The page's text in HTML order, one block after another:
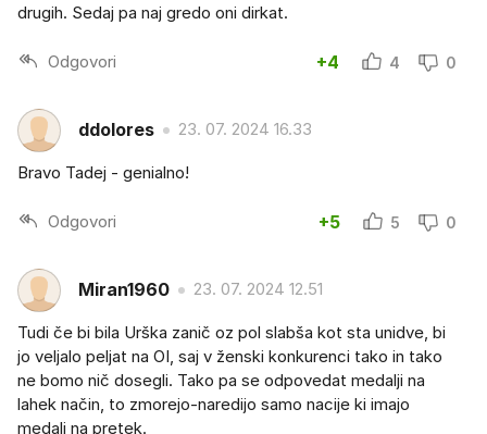
drugih. Sedaj pa naj gredo oni dirkat.
Odgovori +4 4 0
ddolores 23. 07. 2024 16.33
Bravo Tadej - genialno!
Odgovori +5 5 0
Miran1960 23. 07. 2024 12.51
Tudi če bi bila Urška zanič oz pol slabša kot sta unidve, bi
jo veljalo peljat na OI, saj v ženski konkurenci tako in tako
ne bomo nič dosegli. Tako pa se odpovedat medalji na
lahek način, to zmorejo-naredijo samo nacije ki imajo
medalj na pretek.